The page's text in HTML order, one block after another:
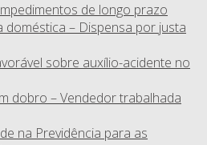
de longo prazo
doméstica – Dispensa por justa
sobre auxílio-acidente no
dobro – Vendedor trabalhada
na Previdência para as